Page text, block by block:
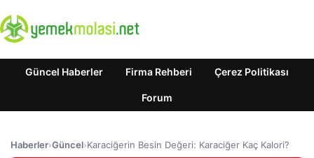
Güncel Haberler Firma Rehberi Çerez Politikası
Forum
Haberler›Güncel›Karaciğerin Besin Değeri: Karaciğer Kaç Kalori?